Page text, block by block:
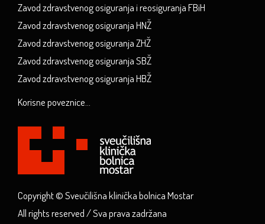
Zavod zdravstvenog osiguranja i reosiguranja FBiH
Zavod zdravstvenog osiguranja HNŽ
Zavod zdravstvenog osiguranja ZHŽ
Zavod zdravstvenog osiguranja SBŽ
Zavod zdravstvenog osiguranja HBŽ
Korisne poveznice...
Copyright © Sveučilišna klinička bolnica Mostar
All rights reserved / Sva prava zadržana